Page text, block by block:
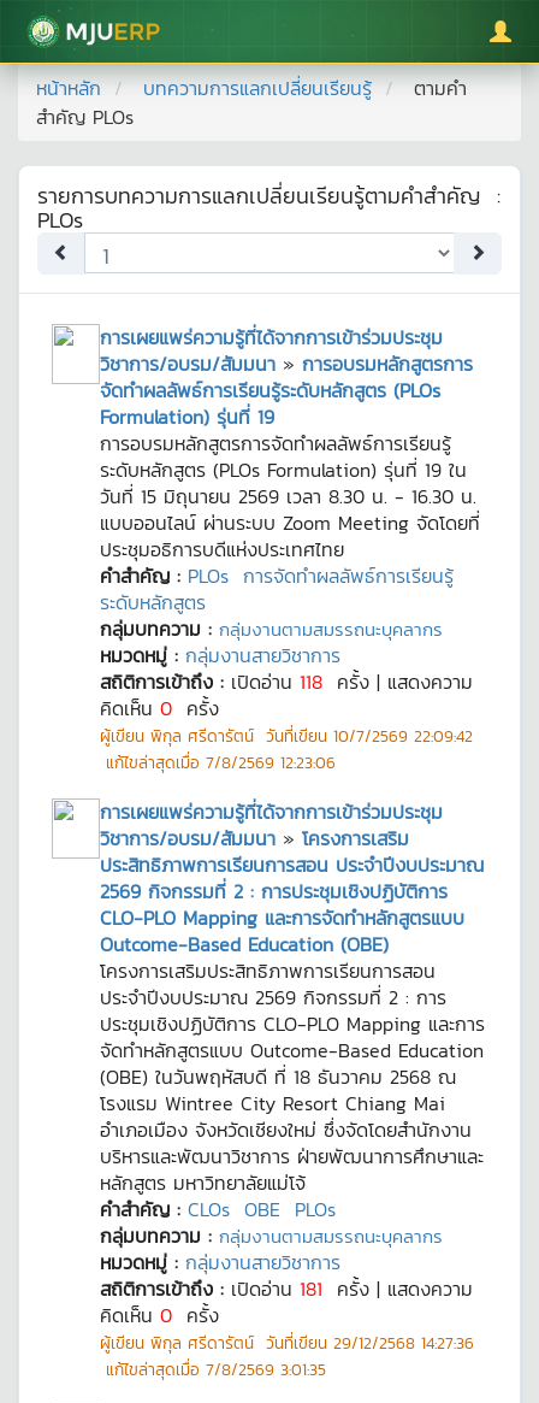
มหาวิทยาลัยแม่โจ้
หน้าหลัก บทความการแลกเปลี่ยนเรียนรู้
ตามคำ
สำคัญ PLOs
รายการบทความการแลกเปลี่ยนเรียนรู้ตามคำสำคัญ :
PLOs
การเผยแพร่ความรู้ที่ได้จากการเข้าร่วมประชุม
วิชาการ/อบรม/สัมมนา » การอบรมหลักสูตรการ
จัดทำผลลัพธ์การเรียนรู้ระดับหลักสูตร (PLOs
Formulation) รุ่นที่ 19
การอบรมหลักสูตรการจัดทำผลลัพธ์การเรียนรู้
ระดับหลักสูตร (PLOs Formulation) รุ่นที่ 19 ใน
วันที่ 15 มิถุนายน 2569 เวลา 8.30 น. - 16.30 น.
แบบออนไลน์ ผ่านระบบ Zoom Meeting จัดโดยที่
ประชุมอธิการบดีแห่งประเทศไทย
คำสำคัญ : PLOs การจัดทำผลลัพธ์การเรียนรู้
ระดับหลักสูตร
กลุ่มบทความ : กลุ่มงานตามสมรรถนะบุคลากร
หมวดหมู่ : กลุ่มงานสายวิชาการ
สถิติการเข้าถึง : เปิดอ่าน 118 ครั้ง | แสดงความ
คิดเห็น 0 ครั้ง
ผู้เขียน พิกุล ศรีดารัตน์ วันที่เขียน 10/7/2569 22:09:42
แก้ไขล่าสุดเมื่อ 7/8/2569 12:23:06
การเผยแพร่ความรู้ที่ได้จากการเข้าร่วมประชุม
วิชาการ/อบรม/สัมมนา » โครงการเสริม
ประสิทธิภาพการเรียนการสอน ประจำปีงบประมาณ
2569 กิจกรรมที่ 2 : การประชุมเชิงปฏิบัติการ
CLO-PLO Mapping และการจัดทำหลักสูตรแบบ
Outcome-Based Education (OBE)
โครงการเสริมประสิทธิภาพการเรียนการสอน
ประจำปีงบประมาณ 2569 กิจกรรมที่ 2 : การ
ประชุมเชิงปฏิบัติการ CLO-PLO Mapping และการ
จัดทำหลักสูตรแบบ Outcome-Based Education
(OBE) ในวันพฤหัสบดี ที่ 18 ธันวาคม 2568 ณ
โรงแรม Wintree City Resort Chiang Mai
อำเภอเมือง จังหวัดเชียงใหม่ ซึ่งจัดโดยสำนักงาน
บริหารและพัฒนาวิชาการ ฝ่ายพัฒนาการศึกษาและ
หลักสูตร มหาวิทยาลัยแม่โจ้
คำสำคัญ : CLOs OBE PLOs
กลุ่มบทความ : กลุ่มงานตามสมรรถนะบุคลากร
หมวดหมู่ : กลุ่มงานสายวิชาการ
สถิติการเข้าถึง : เปิดอ่าน 181 ครั้ง | แสดงความ
คิดเห็น 0 ครั้ง
ผู้เขียน พิกุล ศรีดารัตน์ วันที่เขียน 29/12/2568 14:27:36
แก้ไขล่าสุดเมื่อ 7/8/2569 3:01:35